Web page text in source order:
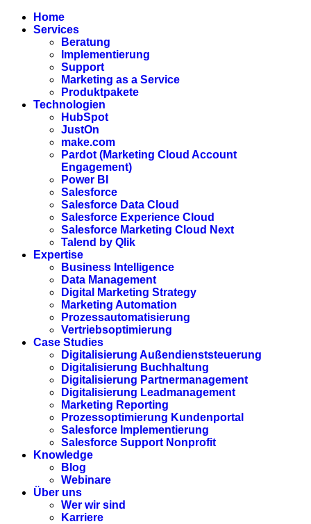
Home
Services
Beratung
Implementierung
Support
Marketing as a Service
Produktpakete
Technologien
HubSpot
JustOn
make.com
Pardot (Marketing Cloud Account
Engagement)
Power BI
Salesforce
Salesforce Data Cloud
Salesforce Experience Cloud
Salesforce Marketing Cloud Next
Talend by Qlik
Expertise
Business Intelligence
Data Management
Digital Marketing Strategy
Marketing Automation
Prozessautomatisierung
Vertriebsoptimierung
Case Studies
Digitalisierung Außendienststeuerung
Digitalisierung Buchhaltung
Digitalisierung Partnermanagement
Digitalisierung Leadmanagement
Marketing Reporting
Prozessoptimierung Kundenportal
Salesforce Implementierung
Salesforce Support Nonprofit
Knowledge
Blog
Webinare
Über uns
Wer wir sind
Karriere